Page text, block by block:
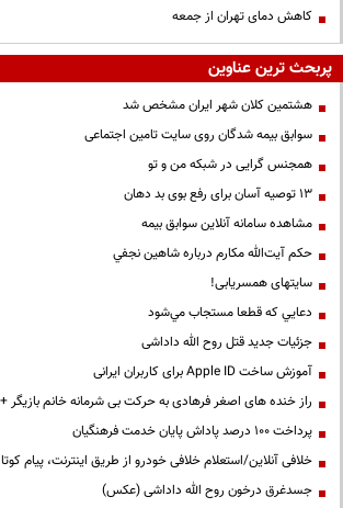
کاهش دمای تهران از جمعه
پربحث ترین عناوین
هشتمین کلان شهر ایران مشخص شد
سوابق بیمه شدگان روی سایت تامین اجتماعی
همجنس گرایی در شبکه من و تو
13 توصیه آسان برای رفع بوی بد دهان
مشاهده سامانه آنلاين سوابق بیمه
حكم آيت‌الله مكارم درباره شاهين نجفي
سایتهای همسریابی!
دعايي كه قطعا مستجاب مي‌شود
جزئیات جدید قتل روح الله داداشی
آموزش ساخت Apple ID برای کاربران ایرانی
راز خنده های اصغر فرهادی به حرکت بی شرمانه خانم
پرداخت ۱۰۰ درصد پاداش پایان خدمت فرهنگیان
خلافی آنلاین/استعلام خلافی خودرو از طریق اینترنت، پیام
جسدغرق درخون روح الله داداشی (عکس)